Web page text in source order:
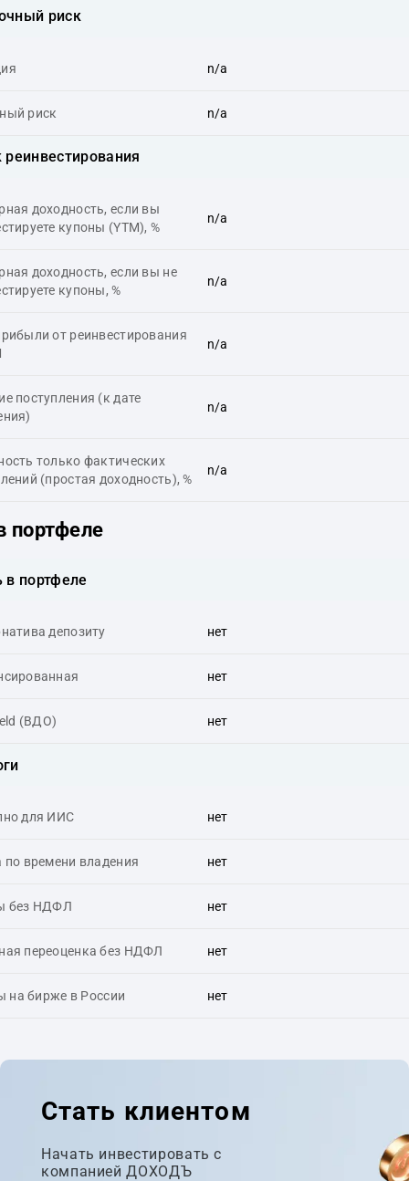
риск
n/a
риск n/a
реинвестирования
доходность, если вы
купоны (YTM), %
n/a
доходность, если вы не
купоны, %
n/a
от реинвестирования
n/a
поступления (к дате
n/a
только фактических
(простая доходность), %
n/a
портфеле
в портфеле
депозиту нет
нет
(ВДО) нет
для ИИС нет
по времени владения нет
без НДФЛ нет
переоценка без НДФЛ нет
на бирже в России нет
Стать клиентом
Начать инвестировать с
компанией ДОХОДЪ